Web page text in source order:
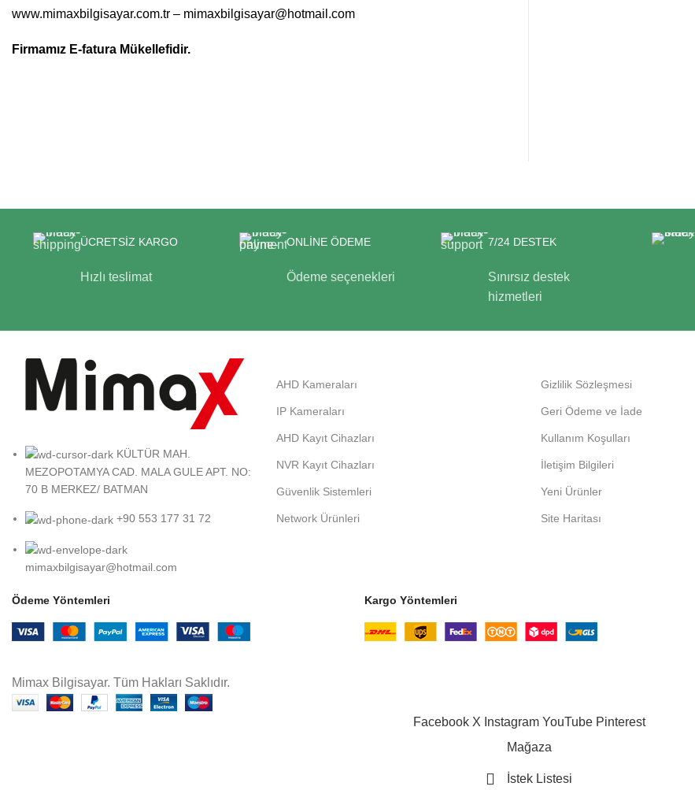
www.mimaxbilgisayar.com.tr – mimaxbilgisayar@hotmail.com
Firmamız E-fatura Mükellefidir.
ÜCRETSİZ KARGO
Hızlı teslimat
ONLİNE ÖDEME
Ödeme seçenekleri
7/24 DESTEK
Sınırsız destek
hizmetleri
KÜLTÜR MAH.
MEZOPOTAMYA CAD. MALA GULE APT. NO:
70 B MERKEZ/ BATMAN
+90 553 177 31 72
mimaxbilgisayar@hotmail.com
AHD Kameraları
IP Kameraları
AHD Kayıt Cihazları
NVR Kayıt Cihazları
Güvenlik Sistemleri
Network Ürünleri
Gizlilik Sözleşmesi
Geri Ödeme ve İade
Kullanım Koşulları
İletişim Bilgileri
Yeni Ürünler
Site Haritası
Ödeme Yöntemleri Kargo Yöntemleri
Mimax Bilgisayar. Tüm Hakları Saklıdır.
Facebook X Instagram YouTube Pinterest
Mağaza
İstek Listesi